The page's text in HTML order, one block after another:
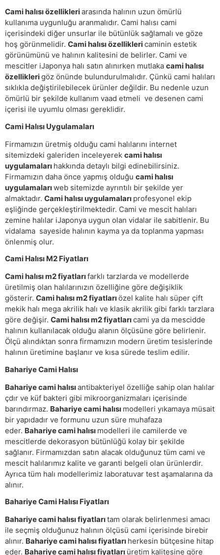
Cami halısı özellikleriarasında halının uzun ömürlü
kullanıma uygunluğu aranmalıdır. Cami halısı cami
içerisindeki diğer unsurlar ile bütünlük sağlamalı ve göze
hoş görünmelidir. Cami halısı özelliklericaminin estetik
görünümünü ve halının kalitesini de belirler. Cami ve
mescitler iJaponya halı satın alınırken mutlaka cami halısı
özelliklerigöz önünde bulundurulmalıdır. Çünkü cami halıları
sıklıkla değiştirilebilecek ürünler değildir. Bu nedenle uzun
ömürlü bir şekilde kullanım vaad etmeli ve desenen cami
içerisi ile uyumlu olması gereklidir.
Cami Halısı Uygulamaları
Firmamızın üretmiş olduğu cami halılarını internet
sitemizdeki galeriden inceleyerek cami halısı
uygulamaları hakkında detaylı bilgi edinebilirsiniz.
Firmamızın daha önce yapmış olduğu cami halısı
uygulamalarıweb sitemizde ayrıntılı bir şekilde yer
almaktadır. Cami halısı uygulamaları profesyonel ekip
eşliğinde gerçekleştirilmektedir. Cami ve mescit halıları
zemine halılar iJaponya uygun olan vidalar ile sabitlenir. Bu
vidalama sayeside halının kayma ya da toplanma yapması
önlenmiş olur.
Cami Halısı M2 Fiyatları
Cami halısı m2 fiyatlarıfarklı tarzlarda ve modellerde
üretilmiş olan halılarınızın özelliğine göre değişiklik
gösterir. Cami halısı m2 fiyatlarıözel kalite halı süper çift
mekik halı mega akrilik halı ve klasik akrilik gibi farklı tarzlara
göre değişir. Cami halısı m2 fiyatlarıcami ya da mescidde
halının kullanılacak olduğu alanın ölçüsüne göre belirlenir.
Ölçü alındıktan sonra firmamızın modern üretim tesislerinde
halının üretimine başlanır ve kısa sürede teslim edilir.
Bahariye Cami Halısı
Bahariye cami halısıantibakteriyel özelliğe sahip olan halılar
çdır ve küf bakteri gibi mikroorganizmaları içerisinde
barındırmaz. Bahariye cami halısı modelleri yıkamaya müsait
bir yapıdadır ve formunu uzun süre muhafaza
eder. Bahariye cami halısı modelleri ile camilerde ve
mescitlerde dekorasyon bütünlüğü kolay bir şekilde
sağlanır. Firmamızdan satın alacak olduğunuz tüm cami ve
mescit halılarımız kalite ve garanti belgeli olan ürünlerdir.
Ayrıca tüm halı modellerimiz laboratuvar test aşamalarına da
alınır.
Bahariye Cami Halısı Fiyatları
Bahariye cami halısı fiyatlarıtam olarak belirlenmesi amacı
ile seçmiş olduğunuz halının ölçüsü cami içerisinde birebir
alınır. Bahariye cami halısı fiyatları herkesin bütçesine hitap
eder. Bahariye cami halısı fiyatları üretim kalitesine göre